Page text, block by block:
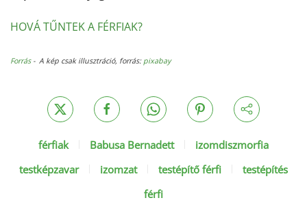
HOVÁ TŰNTEK A FÉRFIAK?
Forrás - A kép csak illusztráció, forrás: pixabay
férfiak Babusa Bernadett
izomdiszmorfia
testképzavar
izomzat testépítő férfi
testépítés
férfi